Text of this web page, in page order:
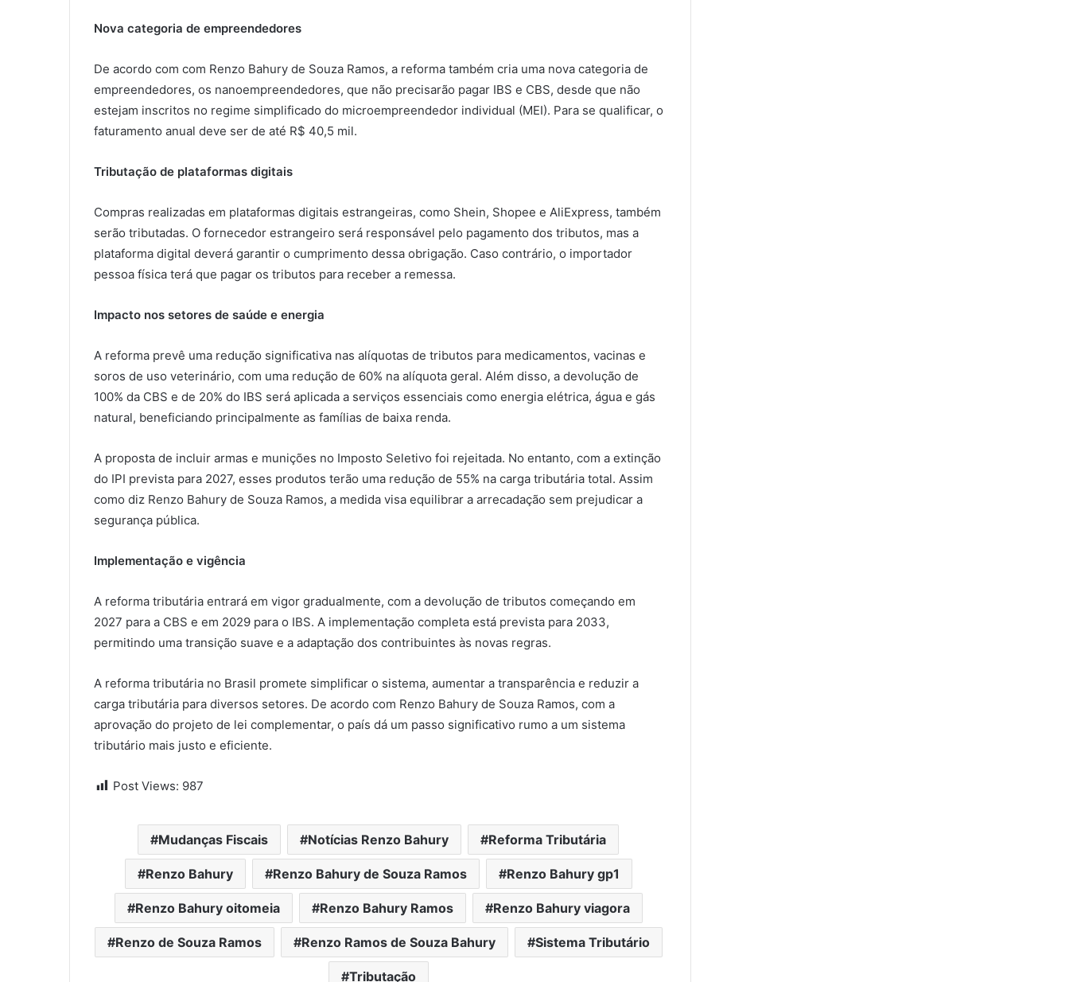
Nova categoria de empreendedores
De acordo com com Renzo Bahury de Souza Ramos, a reforma também cria uma nova categoria de
empreendedores, os nanoempreendedores, que não precisarão pagar IBS e CBS, desde que não
estejam inscritos no regime simplificado do microempreendedor individual (MEI). Para se qualificar, o
faturamento anual deve ser de até R$ 40,5 mil.
Tributação de plataformas digitais
Compras realizadas em plataformas digitais estrangeiras, como Shein, Shopee e AliExpress, também
serão tributadas. O fornecedor estrangeiro será responsável pelo pagamento dos tributos, mas a
plataforma digital deverá garantir o cumprimento dessa obrigação. Caso contrário, o importador
pessoa física terá que pagar os tributos para receber a remessa.
Impacto nos setores de saúde e energia
A reforma prevê uma redução significativa nas alíquotas de tributos para medicamentos, vacinas e
soros de uso veterinário, com uma redução de 60% na alíquota geral. Além disso, a devolução de
100% da CBS e de 20% do IBS será aplicada a serviços essenciais como energia elétrica, água e gás
natural, beneficiando principalmente as famílias de baixa renda.
A proposta de incluir armas e munições no Imposto Seletivo foi rejeitada. No entanto, com a extinção
do IPI prevista para 2027, esses produtos terão uma redução de 55% na carga tributária total. Assim
como diz Renzo Bahury de Souza Ramos, a medida visa equilibrar a arrecadação sem prejudicar a
segurança pública.
Implementação e vigência
A reforma tributária entrará em vigor gradualmente, com a devolução de tributos começando em
2027 para a CBS e em 2029 para o IBS. A implementação completa está prevista para 2033,
permitindo uma transição suave e a adaptação dos contribuintes às novas regras.
A reforma tributária no Brasil promete simplificar o sistema, aumentar a transparência e reduzir a
carga tributária para diversos setores. De acordo com Renzo Bahury de Souza Ramos, com a
aprovação do projeto de lei complementar, o país dá um passo significativo rumo a um sistema
tributário mais justo e eficiente.
Post Views: 987
Mudanças Fiscais Notícias Renzo Bahury Reforma Tributária
Renzo Bahury Renzo Bahury de Souza Ramos Renzo Bahury gp1
Renzo Bahury oitomeia Renzo Bahury Ramos Renzo Bahury viagora
Renzo de Souza Ramos Renzo Ramos de Souza Bahury Sistema Tributário
Tributação